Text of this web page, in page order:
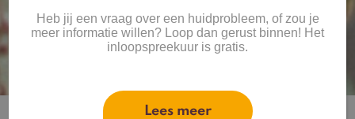
Heb jij een vraag over een huidprobleem, of zou je
meer informatie willen? Loop dan gerust binnen! Het
inloopspreekuur is gratis.
Lees meer